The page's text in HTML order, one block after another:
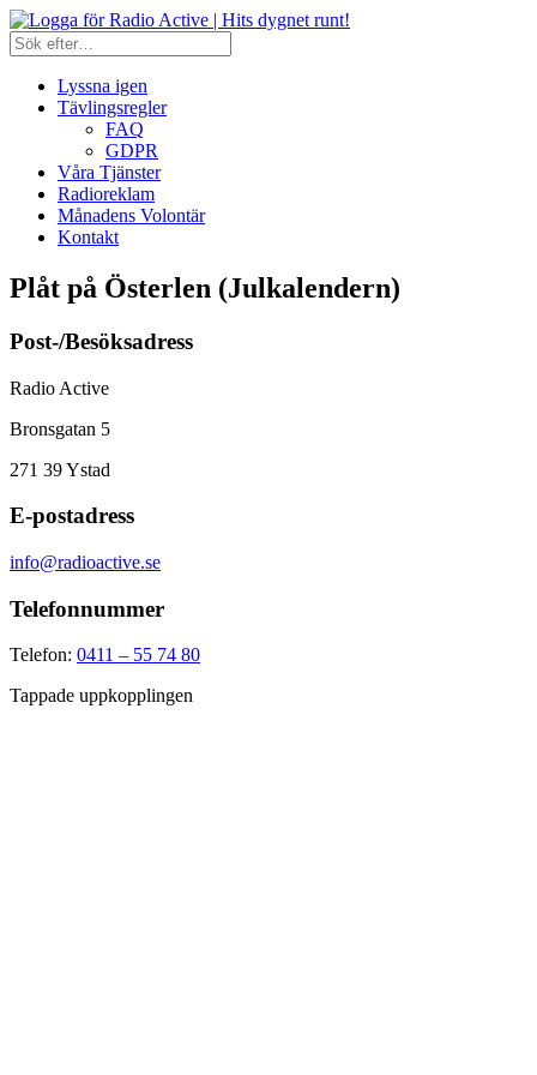
Lyssna igen
Tävlingsregler
FAQ
GDPR
Våra Tjänster
Radioreklam
Månadens Volontär
Kontakt
Plåt på Österlen (Julkalendern)
Post-/Besöksadress
Radio Active
Bronsgatan 5
271 39Ystad
E-postadress
info@radioactive.se
Telefonnummer
Telefon: 0411 – 55 74 80
Tappade uppkopplingen